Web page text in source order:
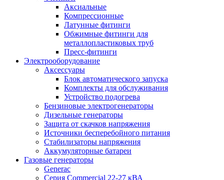
Аксиальные
Компрессионные
Латунные фитинги
Обжимные фитинги для
металлопластиковых труб
Пресс-фитинги
Электрооборудование
Аксессуары
Блок автоматического запуска
Комплекты для обслуживания
Устройство подогрева
Бензиновые электрогенераторы
Дизельные генераторы
Защита от скачков напряжения
Источники бесперебойного питания
Стабилизаторы напряжения
Аккумуляторные батареи
Газовые генераторы
Generac
Серия Commercial 22-27 кВА